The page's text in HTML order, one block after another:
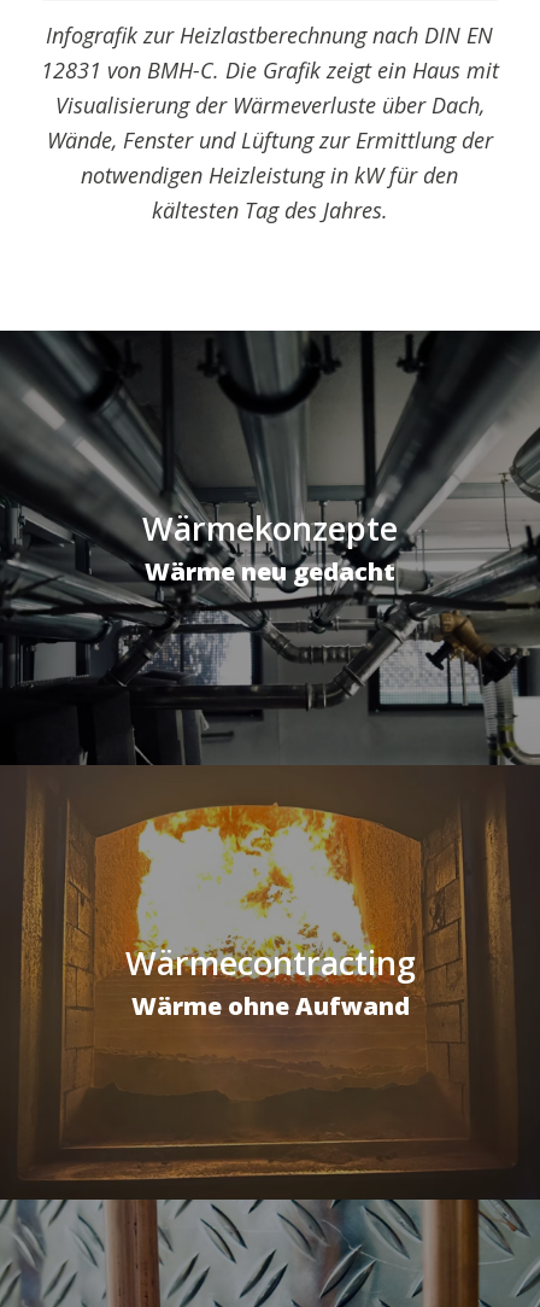
Infografik zur Heizlastberechnung nach DIN EN
12831 von BMH-C. Die Grafik zeigt ein Haus mit
Visualisierung der Wärmeverluste über Dach,
Wände, Fenster und Lüftung zur Ermittlung der
notwendigen Heizleistung in kW für den
kältesten Tag des Jahres.
Wärmekonzepte
Wärme neu gedacht
Wärmecontracting
Wärme ohne Aufwand